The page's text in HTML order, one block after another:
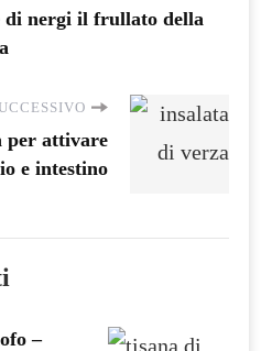
di nergi il frullato della
per attivare
e intestino
–